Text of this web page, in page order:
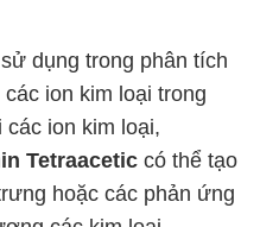
dụng trong phân tích
ion kim loại trong
ion kim loại,
Tetraacetic có thể tạo
hoặc các phản ứng